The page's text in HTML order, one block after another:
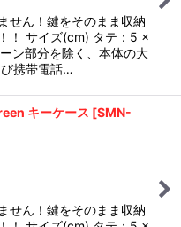
せん！鍵をそのまま収納
！ サイズ(cm) タテ：5 ×
ン部分を除く、本体の大
携帯電話…
キーケース [SMN-
せん！鍵をそのまま収納